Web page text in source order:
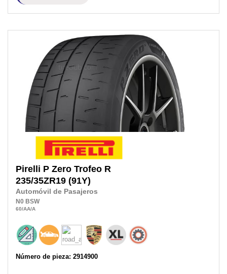
Pirelli P Zero Trofeo R
235/35ZR19 (91Y)
Automóvil de Pasajeros
N0 BSW
60/AA/A
Número de pieza: 2914900